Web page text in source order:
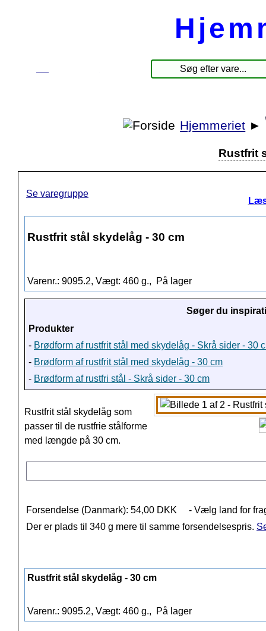
Hjemmeriet ►
Rustfrit
Se varegruppe
Rustfrit stål skydelåg - 30 cm
Varenr.: 9095.2, Vægt: 460 g., På lager
Søger du
Produkter
- Brødform af rustfrit stål med skydelåg - Skrå sider - 30
- Brødform af rustfrit stål med skydelåg - 30 cm
- Brødform af rustfri stål - Skrå sider - 30 cm
Rustfrit stål skydelåg som
passer til de rustfrie stålforme
med længde på 30 cm.
Forsendelse (Danmark): 54,00 DKK
- Vælg land for
Der er plads til 340 g mere til samme forsendelsespris.
Rustfrit stål skydelåg - 30 cm
Varenr.: 9095.2, Vægt: 460 g., På lager